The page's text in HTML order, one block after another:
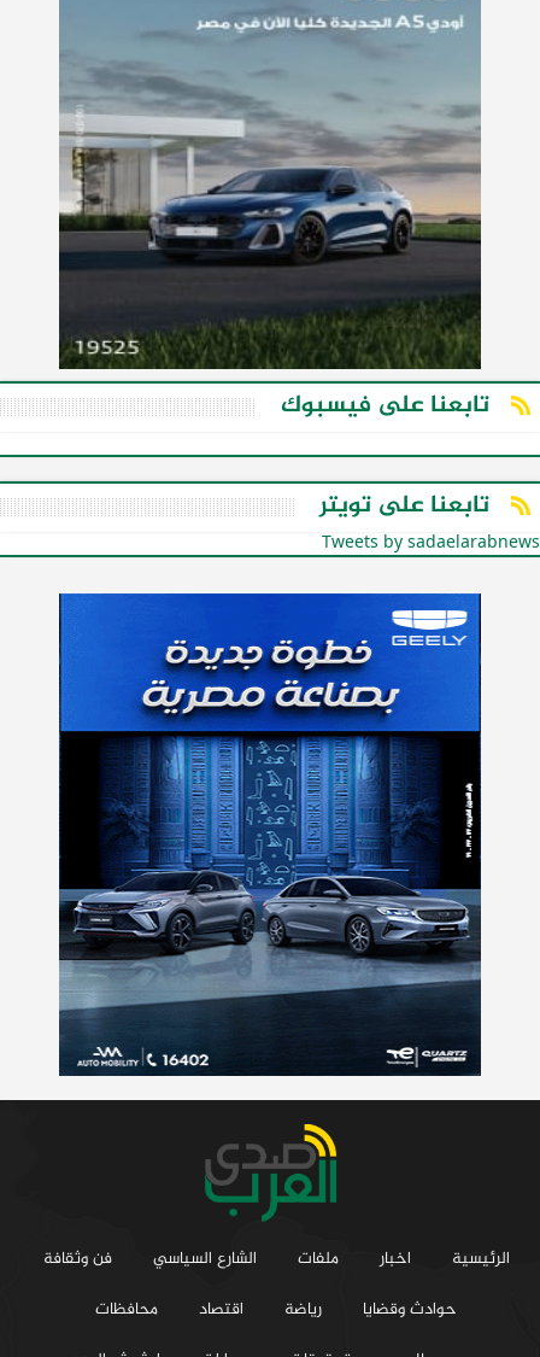
تابعنا على فيسبوك
تابعنا على تويتر
Tweets by sadaelarabnews
الرئيسية اخبار ملفات الشارع السياسي
فن وثقافة
حوادث وقضايا
رياضة اقتصاد
محافظات